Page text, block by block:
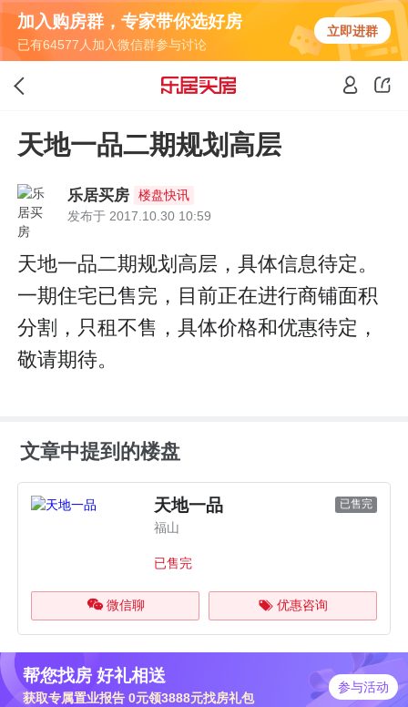
加入购房群，专家带你选好房
已有64577人加入微信群参与讨论
立即进群
天地一品二期规划高层
乐居买房
楼盘快讯
发布于 2017.10.30 10:59
天地一品二期规划高层，具体信息待定。
一期住宅已售完，目前正在进行商铺面积
分割，只租不售，具体价格和优惠待定，
敬请期待。
文章中提到的楼盘
天地一品 已售完
福山
已售完
微信聊 优惠咨询
帮您找房 好礼相送
获取专属置业报告 0元领3888元找房礼包
参与活动